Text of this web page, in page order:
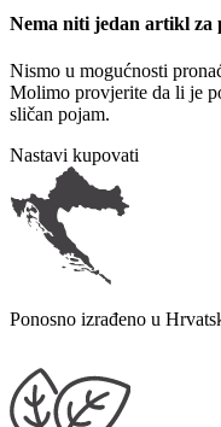
Nema niti jedan artikl za
Nismo u mogućnosti
Molimo provjerite da li je
sličan pojam.
Nastavi kupovati
Ponosno izrađeno u